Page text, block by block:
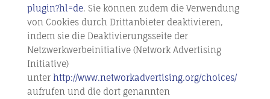
plugin?hl=de. Sie können zudem die Verwendung
von Cookies durch Drittanbieter deaktivieren,
indem sie die Deaktivierungsseite der
Netzwerkwerbeinitiative (Network Advertising
Initiative)
unter http://www.networkadvertising.org/choices/
aufrufen und die dort genannten